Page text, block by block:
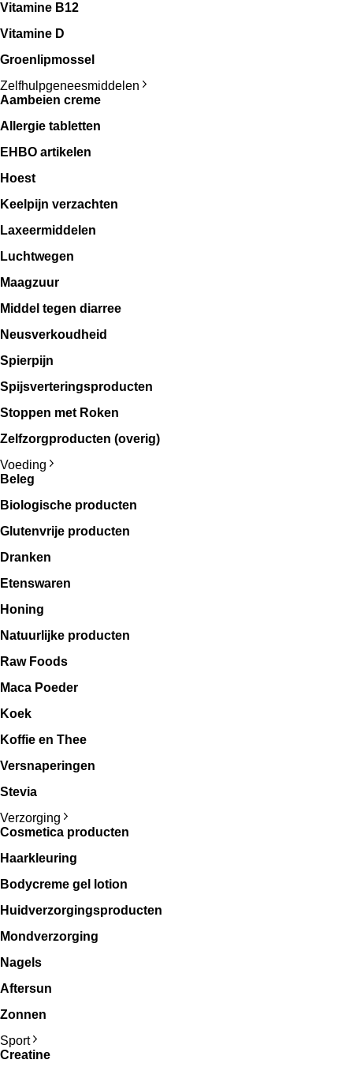
Vitamine B12
Vitamine D
Groenlipmossel
Zelfhulpgeneesmiddelen
Aambeien creme
Allergie tabletten
EHBO artikelen
Hoest
Keelpijn verzachten
Laxeermiddelen
Luchtwegen
Maagzuur
Middel tegen diarree
Neusverkoudheid
Spierpijn
Spijsverteringsproducten
Stoppen met Roken
Zelfzorgproducten (overig)
Voeding
Beleg
Biologische producten
Glutenvrije producten
Dranken
Etenswaren
Honing
Natuurlijke producten
Raw Foods
Maca Poeder
Koek
Koffie en Thee
Versnaperingen
Stevia
Verzorging
Cosmetica producten
Haarkleuring
Bodycreme gel lotion
Huidverzorgingsproducten
Mondverzorging
Nagels
Aftersun
Zonnen
Sport
Creatine